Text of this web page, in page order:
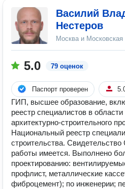
Василий
Нестеров
Москва и Московская
5.0 79 оценок
Паспорт проверен
ГИП, высшее образование,
реестр специалистов в
архитектурно-строительного
Национальный реестр
строительства.
работы имеется. Выполнено
проектированию:
профлист, металлические
фиброцемент); по инженерии;